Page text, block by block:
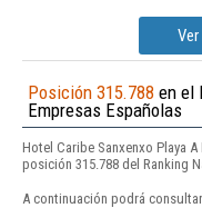
Posición 315.788 en el
Empresas Españolas
Hotel Caribe Sanxenxo Playa
posición 315.788 del Ranking
A continuación podrá